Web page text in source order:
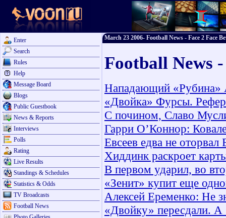
Enter
Search
Rules
Help
Message Board
Blogs
Public Guestbook
News & Reports
Interviews
Polls
Rating
Live Results
Standings & Schedules
Statistics & Odds
TV Broadcasts
Football News
March 23 2006- Football News - Face 2 Face
Football News
Нападающий «Рубина»
«Двойка» Фурсы.
С почином, Славо
Гарри О’Коннор:
Евсеев едва не
Хиддинк раскроет
В первом ударил, во
«Зенит» купит еще
Алексей Еременко: Не
«Двойку» пересдали. А